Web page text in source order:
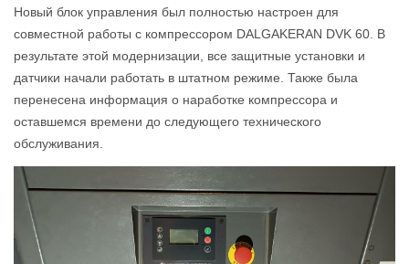
Новый блок управления был полностью настроен для
совместной работы с компрессором DALGAKERAN DVK 60. В
результате этой модернизации, все защитные установки и
датчики начали работать в штатном режиме. Также была
перенесена информация о наработке компрессора и
оставшемся времени до следующего технического
обслуживания.